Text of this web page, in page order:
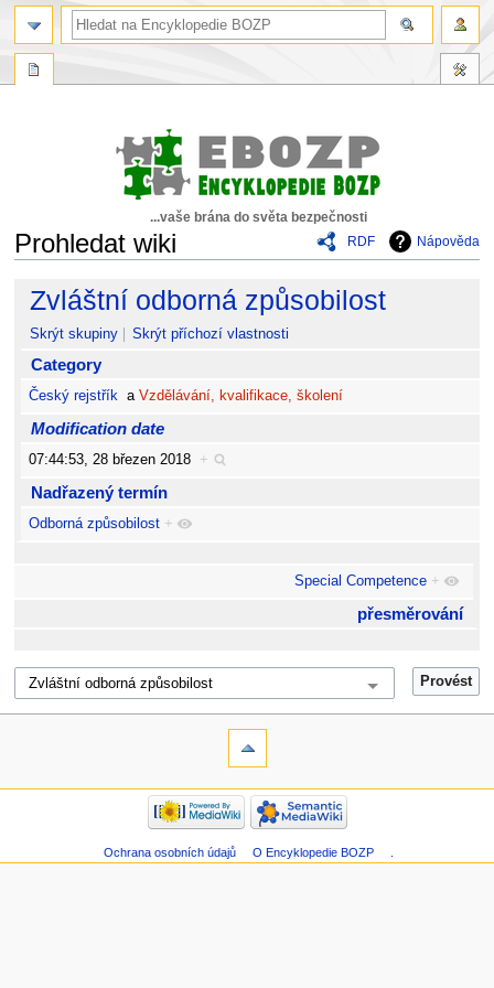
...vaše brána do světa bezpečnosti
RDF
Nápověda
Prohledat wiki
Skočit
navigaci
Skočit
vyhledávání
Zvláštní odborná způsobilost
Skrýt skupiny Skrýt příchozí vlastnosti
Category
Český rejstřík aVzdělávání, kvalifikace, školení
Modification date
07:44:53, 28 březen 2018 +
Nadřazený termín
Odborná způsobilost +
Special Competence +
přesměrování
Ochrana osobních údajů O Encyklopedie BOZP